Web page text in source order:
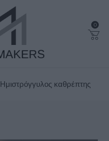
0
Ημιστρόγγυλος καθρέπτης